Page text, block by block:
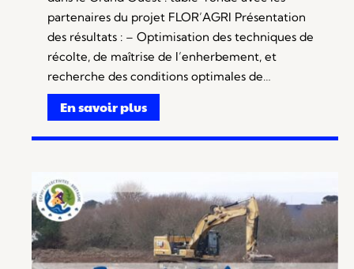
partenaires du projet FLOR’AGRI Présentation
des résultats : – Optimisation des techniques de
récolte, de maîtrise de l’enherbement, et
recherche des conditions optimales de…
En savoir plus